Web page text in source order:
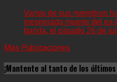
Varios de sus miembros
inesperada muerte del
banda, el pasado 26 de
Más Publicaciones
¡Mantente al tanto de los